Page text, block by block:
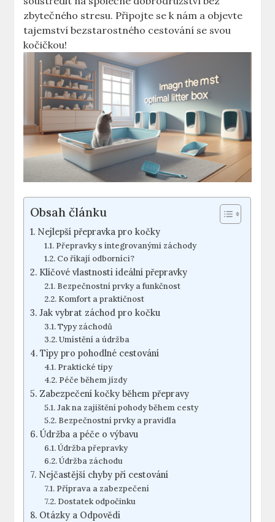
zbytečného stresu. Připojte se k nám a objevte
tajemství bezstarostného cestování se svou
kočičkou!
Obsah článku
Nejlepší přepravka pro kočky
Přepravky s integrovanými záchody
Co říkají odborníci?
Klíčové vlastnosti ideální přepravky
Bezpečnostní prvky a funkčnost
Komfort a praktičnost
Jak vybrat záchod pro kočku
Typy záchodů
Umístění a údržba
Tipy pro pohodlné cestování
Praktické tipy
Péče během jízdy
Zabezpečení kočky během přepravy
Jak na zajištění pohody během cesty
Bezpečnostní prvky a pravidla
Údržba a péče o výbavu
Údržba přepravky
Údržba záchodu
Nejčastější chyby při cestování
Příprava a zabezpečení
Dostatek odpočinku
Otázky a Odpovědi